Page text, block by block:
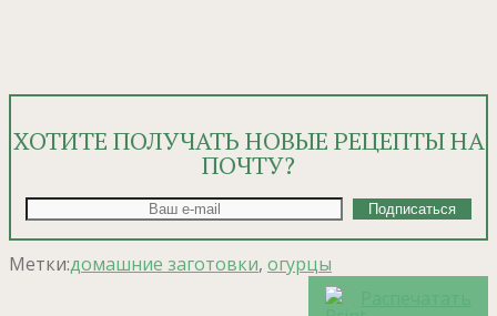
ХОТИТЕ ПОЛУЧАТЬ НОВЫЕ РЕЦЕПТЫ НА
ПОЧТУ?
Метки:домашние заготовки, огурцы